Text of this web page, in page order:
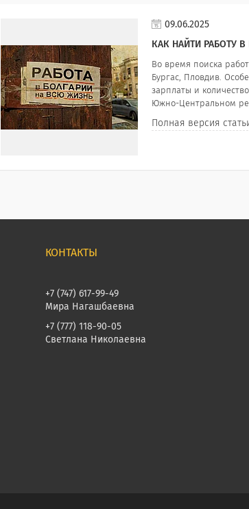
09.06.2025
КАК НАЙТИ РАБОТУ В
Во время поиска
Бургас, Пловдив.
зарплаты и
Южно-Центральном
Полная версия
+7 (747) 617-99-49
Мира Нагашбаевна
+7 (777) 118-90-05
Светлана Николаевна